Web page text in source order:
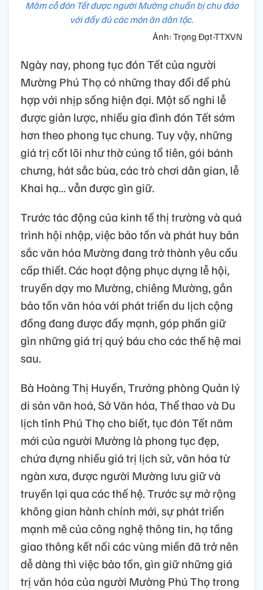
Mâm cỗ đón Tết được người Mường chuẩn bị chu đáo
với đẩy đủ các món ăn dân tộc.
Ảnh: Trọng Đạt-TTXVN
Ngày nay, phong tục đón Tết của người
Mường Phú Thọ có những thay đổi để phù
hợp với nhịp sống hiện đại. Một số nghi lễ
được giản lược, nhiều gia đình đón Tết sớm
hơn theo phong tục chung. Tuy vậy, những
giá trị cốt lõi như thờ cúng tổ tiên, gói bánh
chưng, hát sắc bùa, các trò chơi dân gian, lễ
Khai hạ… vẫn được gìn giữ.
Trước tác động của kinh tế thị trường và quá
trình hội nhập, việc bảo tồn và phát huy bản
sắc văn hóa Mường đang trở thành yêu cầu
cấp thiết. Các hoạt động phục dựng lễ hội,
truyền dạy mo Mường, chiêng Mường, gắn
bảo tồn văn hóa với phát triển du lịch cộng
đồng đang được đẩy mạnh, góp phần giữ
gìn những giá trị quý báu cho các thế hệ mai
sau.
Bà Hoàng Thị Huyền, Trưởng phòng Quản lý
di sản văn hoá, Sở Văn hóa, Thể thao và Du
lịch tỉnh Phú Thọ cho biết, tục đón Tết năm
mới của người Mường là phong tục đẹp,
chứa đựng nhiều giá trị lịch sử, văn hóa từ
ngàn xưa, được người Mường lưu giữ và
truyền lại qua các thế hệ. Trước sự mở rộng
không gian hành chính mới, sự phát triển
mạnh mẽ của công nghệ thông tin, hạ tầng
giao thông kết nối các vùng miền đã trở nên
dễ dàng thì việc bảo tồn, gìn giữ những giá
trị văn hóa của người Mường Phú Thọ trong